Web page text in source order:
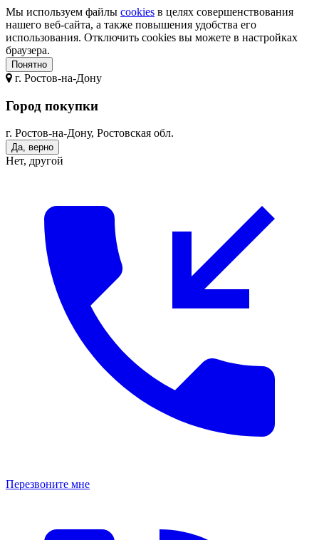
Мы используем файлы cookies в целях совершенствования
нашего веб-сайта, а также повышения удобства его
использования. Отключить cookies вы можете в настройках
браузера.
Понятно
г. Ростов-на-Дону
Город покупки
г. Ростов-на-Дону, Ростовская обл.
Да, верно
Нет, другой
Перезвоните мне